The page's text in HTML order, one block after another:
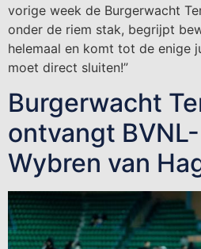
vorige week de Burgerwacht
onder de riem stak, begrijpt
helemaal en komt tot de enige
moet direct sluiten!”
Burgerwacht
ontvangt
Wybren van